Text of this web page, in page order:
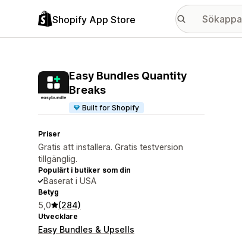
Shopify App Store
Easy Bundles Quantity
Breaks
Built for Shopify
Priser
Gratis att installera. Gratis testversion
tillgänglig.
Populärt i butiker som din
Baserat i USA
Betyg
5,0 (284)
Utvecklare
Easy Bundles & Upsells